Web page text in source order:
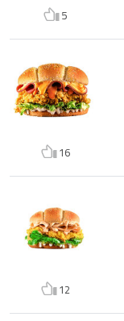
5
16
12